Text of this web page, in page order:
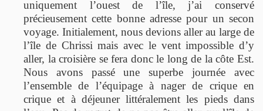
uniquement l’ouest de l’île, j’ai conservé
précieusement cette bonne adresse pour un secon
voyage. Initialement, nous devions aller au large de
l’île de Chrissi mais avec le vent impossible d’y
aller, la croisière se fera donc le long de la côte Est.
Nous avons passé une superbe journée avec
l’ensemble de l’équipage à nager de crique en
crique et à déjeuner littéralement les pieds dans